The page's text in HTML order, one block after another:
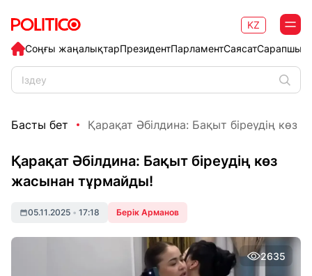
Соңғы жаңалықтарПрезидентПарламентСаясат
KZ
Басты бет Қарақат Әбілдина: Бақыт біреудің көз
Қарақат Әбілдина: Бақыт біреудің көз
жасынан тұрмайды!
05.11.2025 • 17:18 Берік Арманов
2635